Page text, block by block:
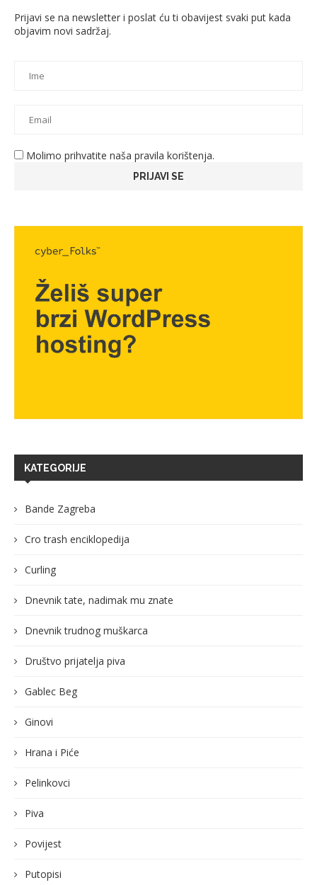
Prijavi se na newsletter i poslat ću ti obavijest svaki put kada
objavim novi sadržaj.
Molimo prihvatite naša pravila korištenja.
KATEGORIJE
Bande Zagreba
Cro trash enciklopedija
Curling
Dnevnik tate, nadimak mu znate
Dnevnik trudnog muškarca
Društvo prijatelja piva
Gablec Beg
Ginovi
Hrana i Piće
Pelinkovci
Piva
Povijest
Putopisi